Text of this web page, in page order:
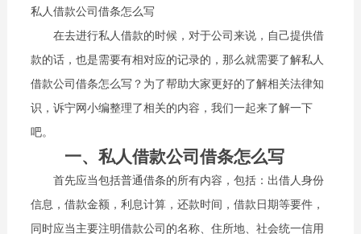
私人借款公司借条怎么写
在去进行私人借款的时候，对于公司来说，自己提供借
款的话，也是需要有相对应的记录的，那么就需要了解私人
借款公司借条怎么写？为了帮助大家更好的了解相关法律知
识，诉宁网小编整理了相关的内容，我们一起来了解一下
吧。
一、私人借款公司借条怎么写
首先应当包括普通借条的所有内容，包括：出借人身份
信息，借款金额，利息计算，还款时间，借款日期等要件，
同时应当主要注明借款公司的名称、住所地、社会统一信用